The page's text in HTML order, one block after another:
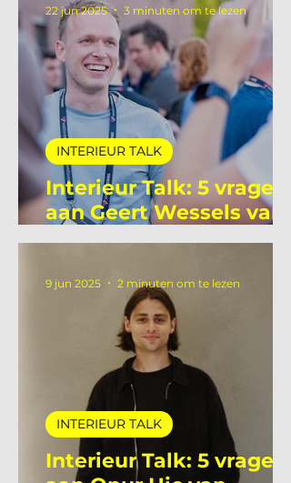
Interieur Talk: 5 vragen
Unlit Studio
INTERIEUR TALK
22 jun 2025 3 minuten om te lezen
INTERIEUR TALK
2 minuten om te lezen